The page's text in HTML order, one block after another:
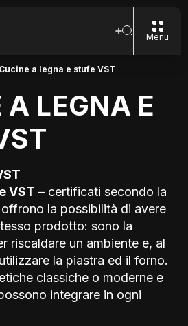
Menu
Cucine a legna e stufe VST
LEGNA E
VST – certificati secondo la
la possibilità di avere
prodotto: sono la
riscaldare un ambiente e, al
la piastra ed il forno.
classiche o moderne e
integrare in ogni